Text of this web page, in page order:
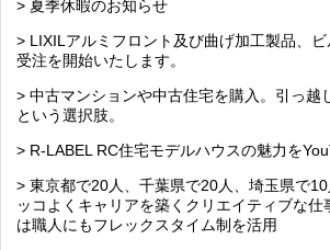
> 夏季休暇のお知らせ
> LIXILアルミフロント及び曲げ加工製品、
受注を開始いたします。
> 中古マンションや中古住宅を購入。引っ越
という選択肢。
> R-LABEL RC住宅モデルハウスの魅力を
> 東京都で20人、千葉県で20人、埼玉県で
ッコよくキャリアを築くクリエイティブな仕
は職人にもフレックスタイム制を活用